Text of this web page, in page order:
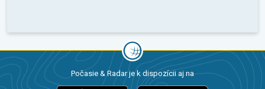
Počasie & Radar je k dispozícii aj na